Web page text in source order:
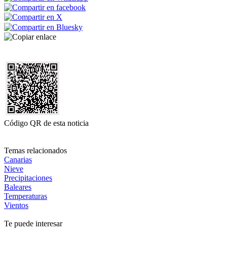
Código QR de esta noticia
Temas relacionados
Canarias
Nieve
Precipitaciones
Baleares
Temperaturas
Vientos
Te puede interesar